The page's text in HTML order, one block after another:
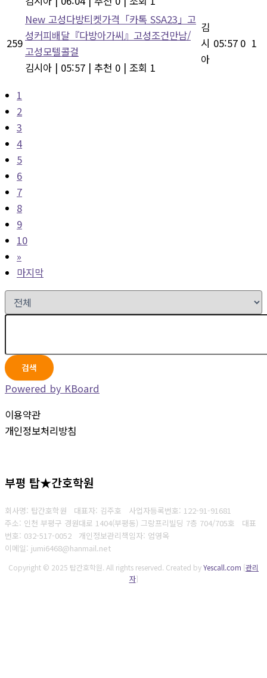
259
New 고성다방티켓가격「카톡 SSA23」고
성커피배달『다방아가씨』고성조건만남/
고성모텔콜걸
김시아 | 05:57 | 추천 0 | 조회 1
김
시
아
05:57 0 1
1
2
3
4
5
6
7
8
9
10
»
마지막
검색
Powered by KBoard
이용약관
개인정보처리방침
부평 탑★간호학원
회사명: 탑간호학원 대표자: 김주호 사업자등록번호: 122-91-91681
주소: 인천 부평구 경원대로 1404(부평동) 그랑프리빌딩 7층 704/705호 대표
번호: 032-517-0052
개인정보관리책임자: 엄영옥
이메일: jumi6468@hanmail.net
Copyright © 2025 탑간호학원. All rights reserved. Created byYescall.com [관리
자]